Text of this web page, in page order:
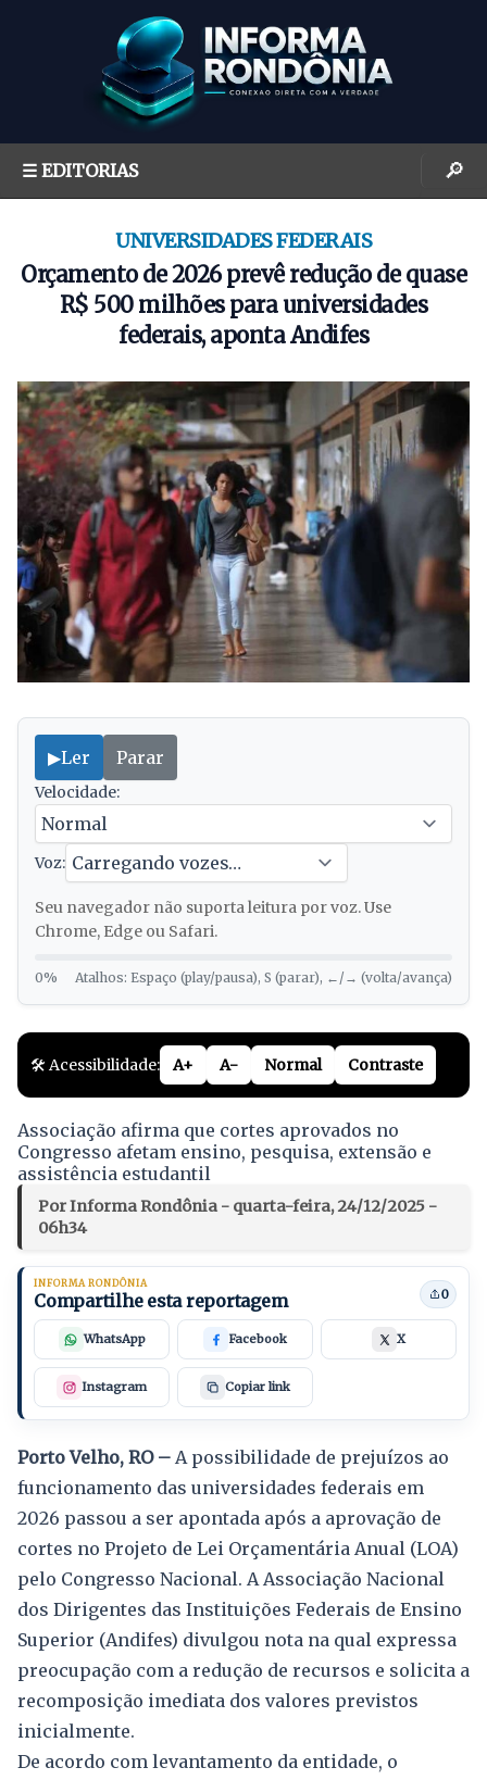
☰ EDITORIAS 🔎
UNIVERSIDADES FEDERAIS
Orçamento de 2026 prevê redução de quase
R$ 500 milhões para universidades
federais, aponta Andifes
▶Ler Parar
Velocidade:
Voz:
Seu navegador não suporta leitura por voz. Use
Chrome, Edge ou Safari.
0% Atalhos: Espaço (play/pausa), S (parar), ←/→ (volta/avança)
🛠️ Acessibilidade: A+ A- Normal Contraste
Associação afirma que cortes aprovados no
Congresso afetam ensino, pesquisa, extensão e
assistência estudantil
Por Informa Rondônia - quarta-feira, 24/12/2025 -
06h34
INFORMA RONDÔNIA
Compartilhe esta reportagem 0
WhatsApp Facebook X
Instagram Copiar link
Porto Velho, RO – A possibilidade de prejuízos ao
funcionamento das universidades federais em
2026 passou a ser apontada após a aprovação de
cortes no Projeto de Lei Orçamentária Anual (LOA)
pelo Congresso Nacional. A Associação Nacional
dos Dirigentes das Instituições Federais de Ensino
Superior (Andifes) divulgou nota na qual expressa
preocupação com a redução de recursos e solicita a
recomposição imediata dos valores previstos
inicialmente.
De acordo com levantamento da entidade, o